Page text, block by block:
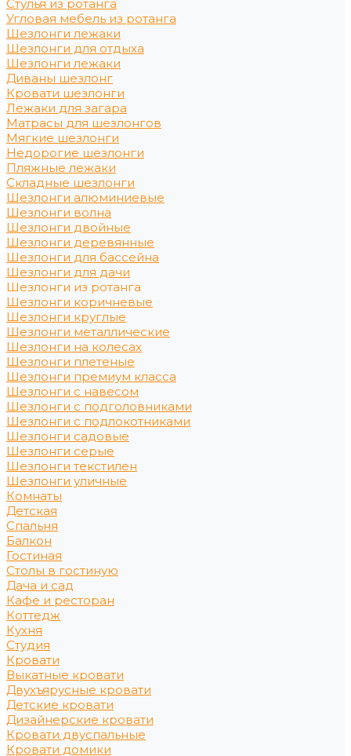
Стулья из ротанга
Угловая мебель из ротанга
Шезлонги лежаки
Шезлонги для отдыха
Шезлонги лежаки
Диваны шезлонг
Кровати шезлонги
Лежаки для загара
Матрасы для шезлонгов
Мягкие шезлонги
Недорогие шезлонги
Пляжные лежаки
Складные шезлонги
Шезлонги алюминиевые
Шезлонги волна
Шезлонги двойные
Шезлонги деревянные
Шезлонги для бассейна
Шезлонги для дачи
Шезлонги из ротанга
Шезлонги коричневые
Шезлонги круглые
Шезлонги металлические
Шезлонги на колесах
Шезлонги плетеные
Шезлонги премиум класса
Шезлонги с навесом
Шезлонги с подголовниками
Шезлонги с подлокотниками
Шезлонги садовые
Шезлонги серые
Шезлонги текстилен
Шезлонги уличные
Комнаты
Детская
Спальня
Балкон
Гостиная
Столы в гостиную
Дача и сад
Кафе и ресторан
Коттедж
Кухня
Студия
Кровати
Выкатные кровати
Двухъярусные кровати
Детские кровати
Дизайнерские кровати
Кровати двуспальные
Кровати домики